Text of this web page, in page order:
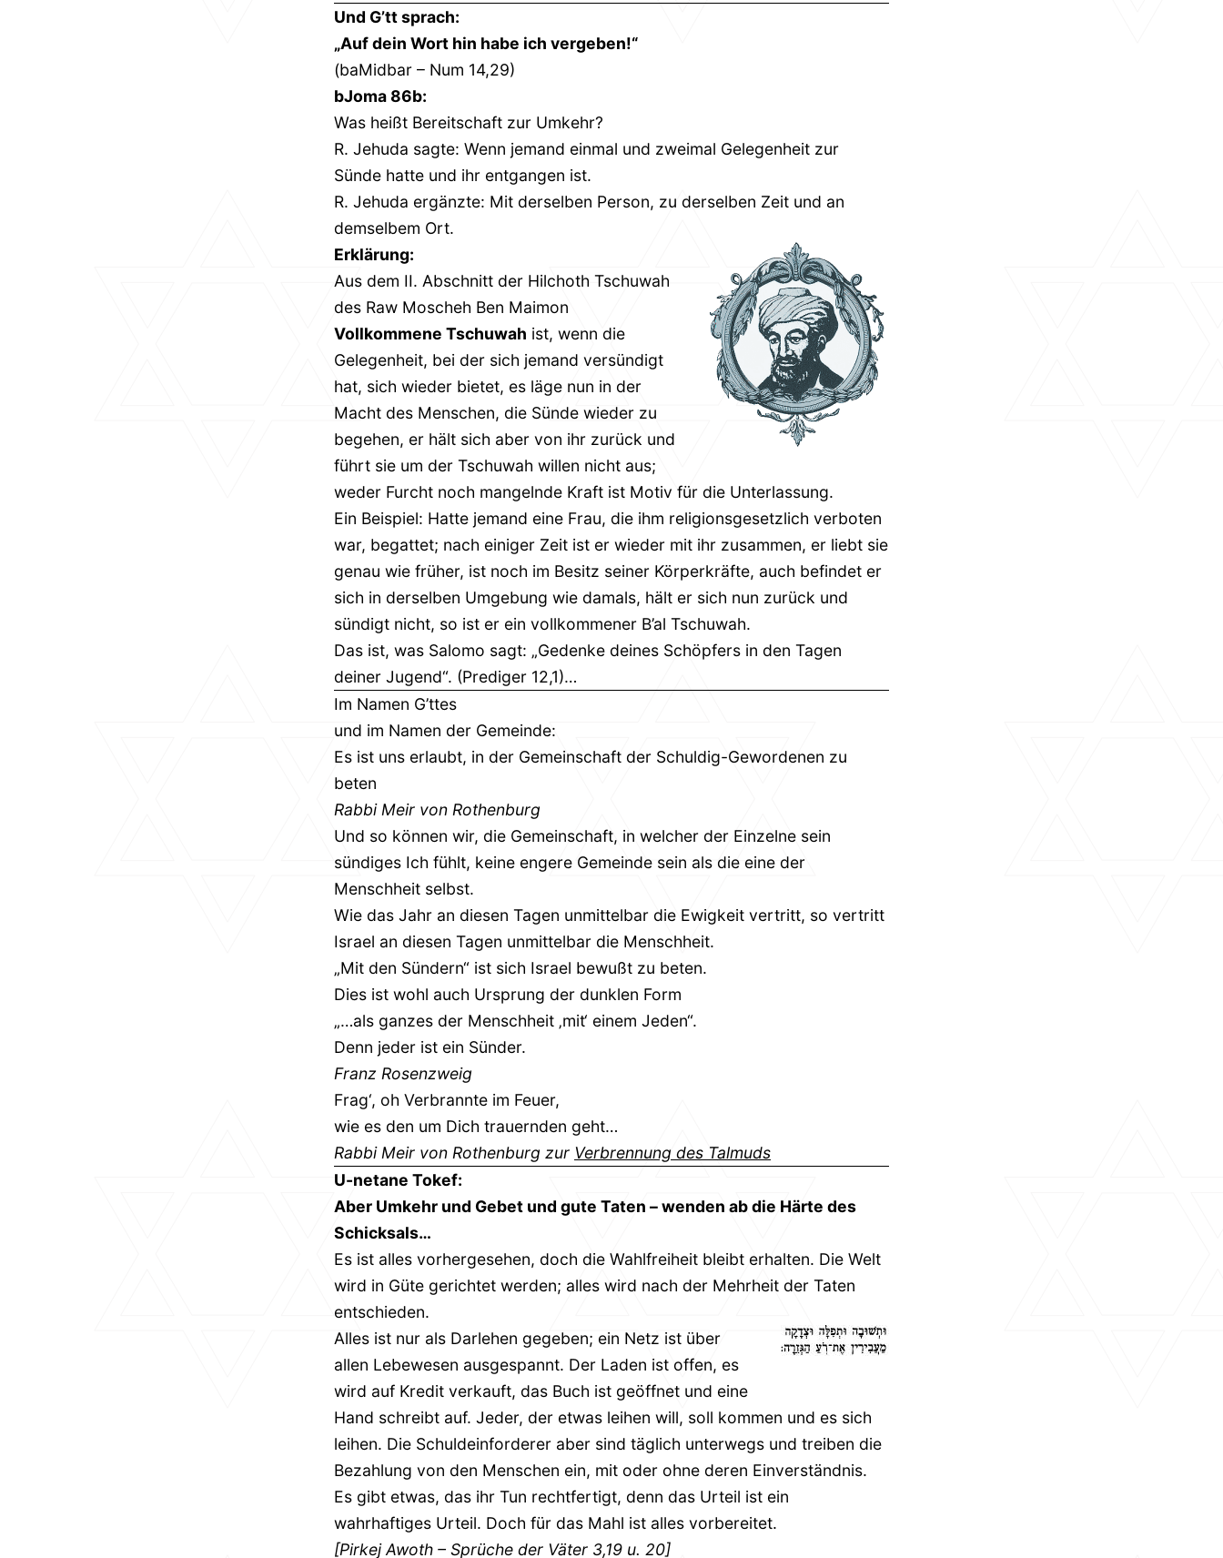
Und G’tt sprach:
„Auf dein Wort hin habe ich vergeben!“
(baMidbar – Num 14,29)
bJoma 86b:
Was heißt Bereitschaft zur Umkehr?
R. Jehuda sagte: Wenn jemand einmal und zweimal Gelegenheit zur
Sünde hatte und ihr entgangen ist.
R. Jehuda ergänzte: Mit derselben Person, zu derselben Zeit und an
demselbem Ort.
Erklärung:
Aus dem II. Abschnitt der Hilchoth Tschuwah
des Raw Moscheh Ben Maimon
Vollkommene Tschuwah ist, wenn die
Gelegenheit, bei der sich jemand versündigt
hat, sich wieder bietet, es läge nun in der
Macht des Menschen, die Sünde wieder zu
begehen, er hält sich aber von ihr zurück und
führt sie um der Tschuwah willen nicht aus;
weder Furcht noch mangelnde Kraft ist Motiv für die Unterlassung.
Ein Beispiel: Hatte jemand eine Frau, die ihm religionsgesetzlich verboten
war, begattet; nach einiger Zeit ist er wieder mit ihr zusammen, er liebt sie
genau wie früher, ist noch im Besitz seiner Körperkräfte, auch befindet er
sich in derselben Umgebung wie damals, hält er sich nun zurück und
sündigt nicht, so ist er ein vollkommener B’al Tschuwah.
Das ist, was Salomo sagt: „Gedenke deines Schöpfers in den Tagen
deiner Jugend“. (Prediger 12,1)…
Im Namen G’ttes
und im Namen der Gemeinde:
Es ist uns erlaubt, in der Gemeinschaft der Schuldig-Gewordenen zu
beten
Rabbi Meir von Rothenburg
Und so können wir, die Gemeinschaft, in welcher der Einzelne sein
sündiges Ich fühlt, keine engere Gemeinde sein als die eine der
Menschheit selbst.
Wie das Jahr an diesen Tagen unmittelbar die Ewigkeit vertritt, so vertritt
Israel an diesen Tagen unmittelbar die Menschheit.
„Mit den Sündern“ ist sich Israel bewußt zu beten.
Dies ist wohl auch Ursprung der dunklen Form
„…als ganzes der Menschheit ‚mit‘ einem Jeden“.
Denn jeder ist ein Sünder.
Franz Rosenzweig
Frag‘, oh Verbrannte im Feuer,
wie es den um Dich trauernden geht…
Rabbi Meir von Rothenburg zur Verbrennung des Talmuds
U-netane Tokef:
Aber Umkehr und Gebet und gute Taten – wenden ab die Härte des
Schicksals…
Es ist alles vorhergesehen, doch die Wahlfreiheit bleibt erhalten. Die Welt
wird in Güte gerichtet werden; alles wird nach der Mehrheit der Taten
entschieden.
Alles ist nur als Darlehen gegeben; ein Netz ist über
allen Lebewesen ausgespannt. Der Laden ist offen, es
wird auf Kredit verkauft, das Buch ist geöffnet und eine
Hand schreibt auf. Jeder, der etwas leihen will, soll kommen und es sich
leihen. Die Schuldeinforderer aber sind täglich unterwegs und treiben die
Bezahlung von den Menschen ein, mit oder ohne deren Einverständnis.
Es gibt etwas, das ihr Tun rechtfertigt, denn das Urteil ist ein
wahrhaftiges Urteil. Doch für das Mahl ist alles vorbereitet.
[Pirkej Awoth – Sprüche der Väter 3,19 u. 20]